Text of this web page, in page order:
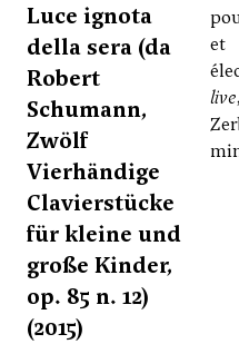
Luce ignota
della sera (da
Robert
Schumann,
Zwölf
Vierhändige
Clavierstücke
für kleine und
große Kinder,
op. 85 n. 12)
(2015)
et
live